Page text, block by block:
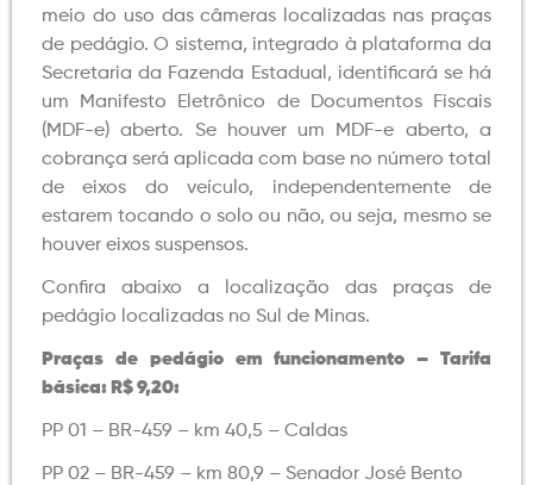
meio do uso das câmeras localizadas nas praças
de pedágio. O sistema, integrado à plataforma da
Secretaria da Fazenda Estadual, identificará se há
um Manifesto Eletrônico de Documentos Fiscais
(MDF-e) aberto. Se houver um MDF-e aberto, a
cobrança será aplicada com base no número total
de eixos do veículo, independentemente de
estarem tocando o solo ou não, ou seja, mesmo se
houver eixos suspensos.
Confira abaixo a localização das praças de
pedágio localizadas no Sul de Minas.
Praças de pedágio em funcionamento – Tarifa
básica: R$ 9,20:
PP 01 – BR-459 – km 40,5 – Caldas
PP 02 – BR-459 – km 80,9 – Senador José Bento